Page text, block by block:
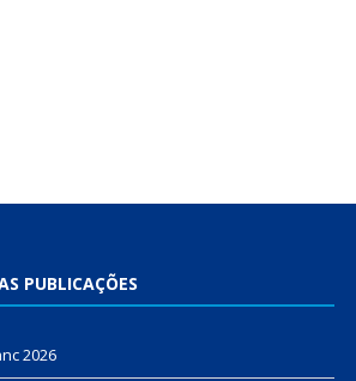
PUBLICAÇÕES
2026